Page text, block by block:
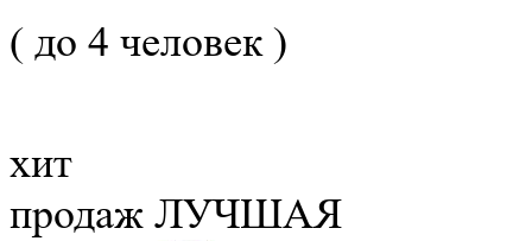
( до 4 человек )
хит
продаж ЛУЧШАЯ